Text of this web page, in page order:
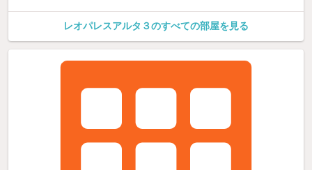
レオパレスアルタ３のすべての部屋を見る